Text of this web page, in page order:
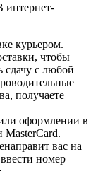
интернет-
курьером.
чтобы
сдачу с любой
получаете
оформлении в
MasterCard.
вас на
номер